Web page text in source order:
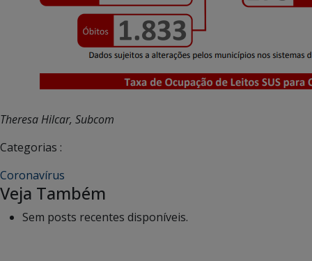
Theresa Hilcar, Subcom
Categorias :
Coronavírus
Veja Também
Sem posts recentes disponíveis.